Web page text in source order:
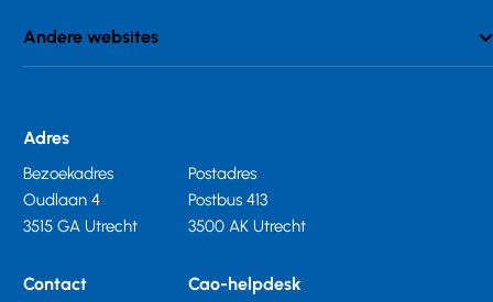
Andere websites
Adres
Bezoekadres
Oudlaan 4
3515 GA Utrecht
Postadres
Postbus 413
3500 AK Utrecht
Contact Cao-helpdesk